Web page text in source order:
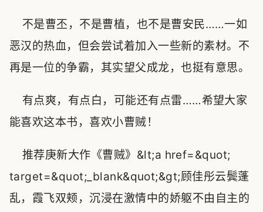
不是曹丕，不是曹植，也不是曹安民……一如
恶汉的热血，但会尝试着加入一些新的素材。不
再是一位的争霸，其实望父成龙，也挺有意思。
有点爽，有点白，可能还有点雷……希望大家
能喜欢这本书，喜欢小曹贼！
推荐庚新大作《曹贼》&lt;a href=&quot;
target=&quot;_blank&quot;&gt;顾佳彤云鬓蓬
乱，霞飞双颊，沉浸在激情中的娇躯不由自主的